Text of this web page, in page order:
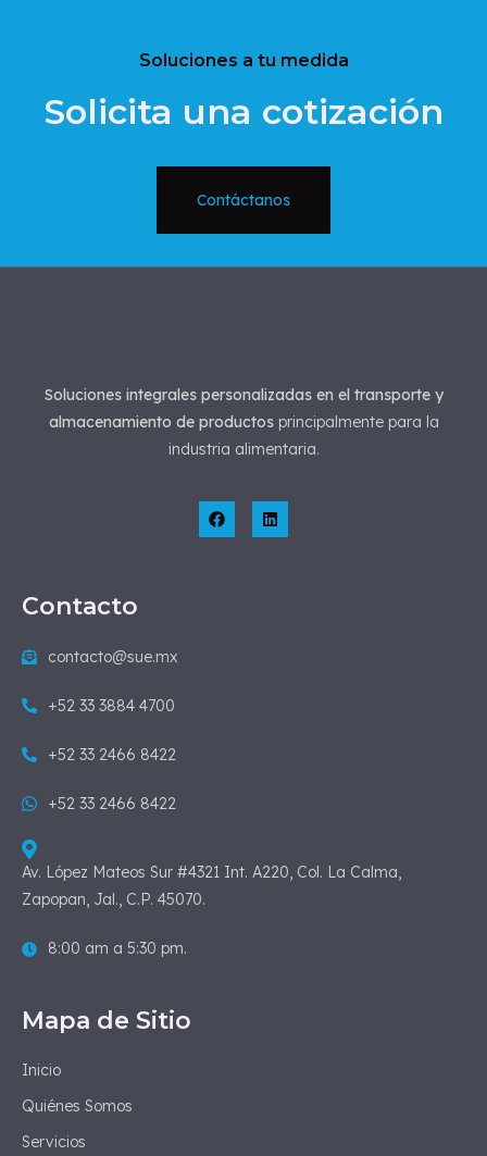
Soluciones a tu medida
Solicita una cotización
Contáctanos
Soluciones integrales personalizadas en el transporte y
almacenamiento de productosprincipalmente para la
industria alimentaria.
Contacto
contacto@sue.mx
+52 33 3884 4700
+52 33 2466 8422
+52 33 2466 8422
Av. López Mateos Sur #4321 Int. A220, Col. La Calma,
Zapopan, Jal., C.P. 45070.
8:00 am a 5:30 pm.
Mapa de Sitio
Inicio
Quiénes Somos
Servicios